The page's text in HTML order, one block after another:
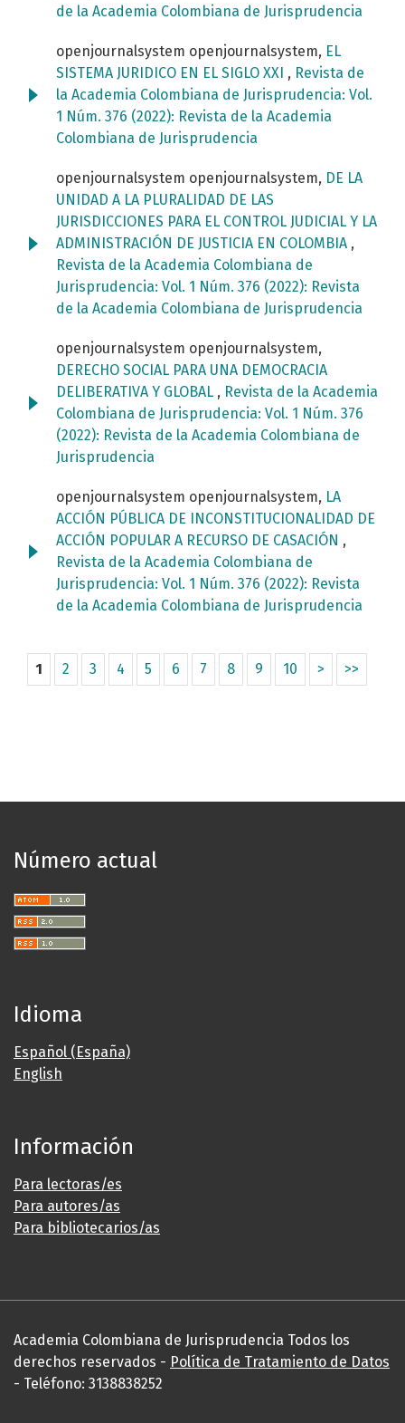
de la Academia Colombiana de Jurisprudencia
openjournalsystem openjournalsystem, EL
SISTEMA JURIDICO EN EL SIGLO XXI , Revista de
la Academia Colombiana de Jurisprudencia: Vol.
1 Núm. 376 (2022): Revista de la Academia
Colombiana de Jurisprudencia
openjournalsystem openjournalsystem, DE LA
UNIDAD A LA PLURALIDAD DE LAS
JURISDICCIONES PARA EL CONTROL JUDICIAL Y LA
ADMINISTRACIÓN DE JUSTICIA EN COLOMBIA ,
Revista de la Academia Colombiana de
Jurisprudencia: Vol. 1 Núm. 376 (2022): Revista
de la Academia Colombiana de Jurisprudencia
openjournalsystem openjournalsystem,
DERECHO SOCIAL PARA UNA DEMOCRACIA
DELIBERATIVA Y GLOBAL , Revista de la Academia
Colombiana de Jurisprudencia: Vol. 1 Núm. 376
(2022): Revista de la Academia Colombiana de
Jurisprudencia
openjournalsystem openjournalsystem, LA
ACCIÓN PÚBLICA DE INCONSTITUCIONALIDAD DE
ACCIÓN POPULAR A RECURSO DE CASACIÓN ,
Revista de la Academia Colombiana de
Jurisprudencia: Vol. 1 Núm. 376 (2022): Revista
de la Academia Colombiana de Jurisprudencia
1 2 3 4 5 6 7 8 9 10 > >>
Número actual
Idioma
Español (España)
English
Información
Para lectoras/es
Para autores/as
Para bibliotecarios/as
Academia Colombiana de Jurisprudencia Todos los
derechos reservados - Política de Tratamiento de Datos
- Teléfono: 3138838252